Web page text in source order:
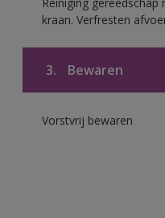
kraan. Verfresten
3. Bewaren
Vorstvrij bewaren